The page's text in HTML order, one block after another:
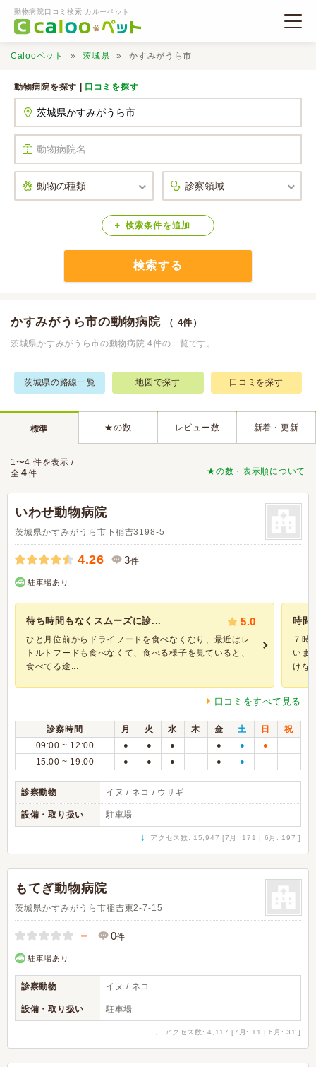
動物病院口コミ検索 カルーペット
口コミ検索
Calooペットとは？
Calooペット 茨城県 かすみがうら市
動物病院を探す | 口コミを探す
検索条件 を追加
検索する
かすみがうら市の動物病院 （ 4件）
茨城県かすみがうら市の動物病院 4件の一覧です。
茨城県の路線一覧 地図で探す 口コミを探す
標準 ★の数 レビュー数 新着・更新
★の数・表示順について
1〜4 件を表示 /
全 4件
いわせ動物病院
茨城県かすみがうら市下稲吉3198-5
4.26 3件
駐車場あり
待ち時間もなくスムーズに診... 5.0
ひと月位前からドライフードを食べなくなり、最近はレ
トルトフードも食べなくて、食べる様子を見ていると、
食べてる途...
時間
７時
いま
けな
口コミをすべて見る
診察時間 月 火 水 木 金 土 日
祝
09:00 ~ 12:00
● ● ● ● ● ●
15:00 ~ 19:00 ● ● ● ● ●
診察動物 イヌ / ネコ / ウサギ
設備・取り扱い 駐車場
↓ アクセス数: 15,947 [7月: 171 | 6月: 197 ]
もてぎ動物病院
茨城県かすみがうら市稲吉東2-7-15
－ 0件
駐車場あり
診察動物 イヌ / ネコ
設備・取り扱い 駐車場
↓ アクセス数: 4,117 [7月: 11 | 6月: 31 ]